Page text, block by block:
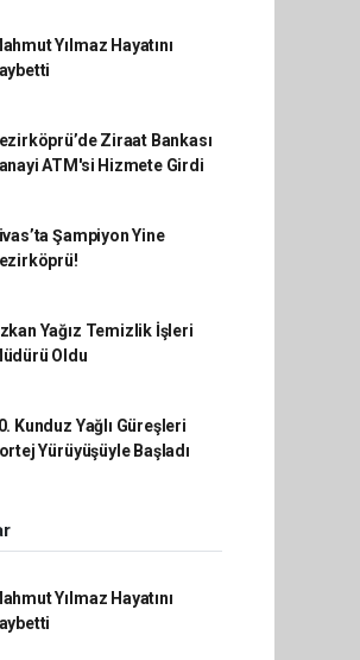
Yılmaz Hayatını
Ziraat Bankası
ATM'si Hizmete Girdi
Şampiyon Yine
Yağız Temizlik İşleri
Oldu
Kunduz Yağlı Güreşleri
Yürüyüşüyle Başladı
Yılmaz Hayatını